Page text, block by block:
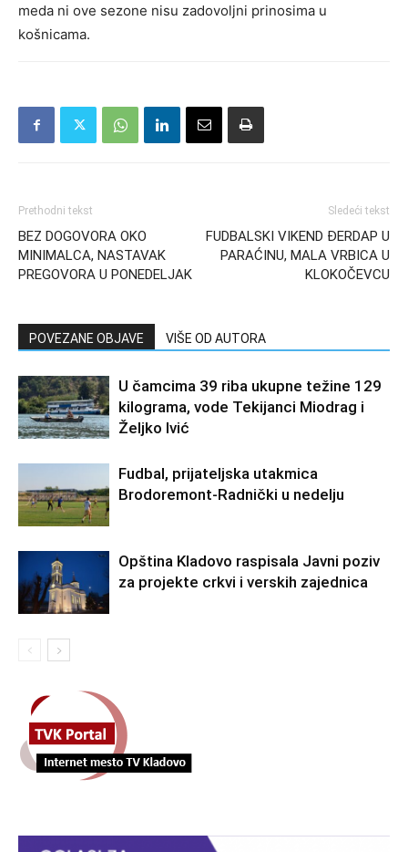
meda ni ove sezone nisu zadovoljni prinosima u
košnicama.
Prethodni tekst
BEZ DOGOVORA OKO
MINIMALCA, NASTAVAK
PREGOVORA U PONEDELJAK
Sledeći tekst
FUDBALSKI VIKEND ĐERDAP U
PARAĆINU, MALA VRBICA U
KLOKOČEVCU
POVEZANE OBJAVE VIŠE OD AUTORA
U čamcima 39 riba ukupne težine 129
kilograma, vode Tekijanci Miodrag i
Željko Ivić
Fudbal, prijateljska utakmica
Brodoremont-Radnički u nedelju
Opština Kladovo raspisala Javni poziv
za projekte crkvi i verskih zajednica